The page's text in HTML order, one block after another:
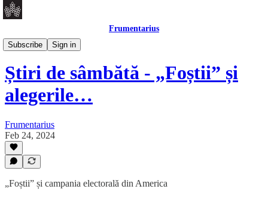
Frumentarius
Subscribe
Sign in
Daily Brief
Știri de sâmbătă - „Foștii” și
alegerile…
Frumentarius
Feb 24, 2024
„Foștii” și campania electorală din America